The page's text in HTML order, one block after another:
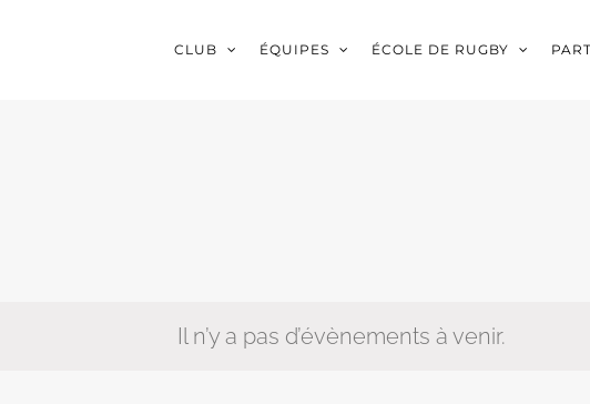
CLUB ÉQUIPES ÉCOLE DE RUGBY
Il n’y a pas d’évènements à venir.